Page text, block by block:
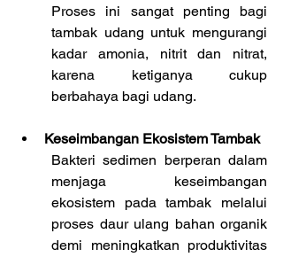
Proses ini sangat penting bagi
tambak udang untuk mengurangi
kadar amonia, nitrit dan nitrat,
karena ketiganya cukup
berbahaya bagi udang.
Keseimbangan Ekosistem Tambak
Bakteri sedimen berperan dalam
menjaga keseimbangan
ekosistem pada tambak melalui
proses daur ulang bahan organik
demi meningkatkan produktivitas